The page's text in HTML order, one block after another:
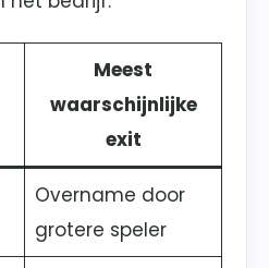
Meest
waarschijnlijke
exit
Overname door
grotere speler